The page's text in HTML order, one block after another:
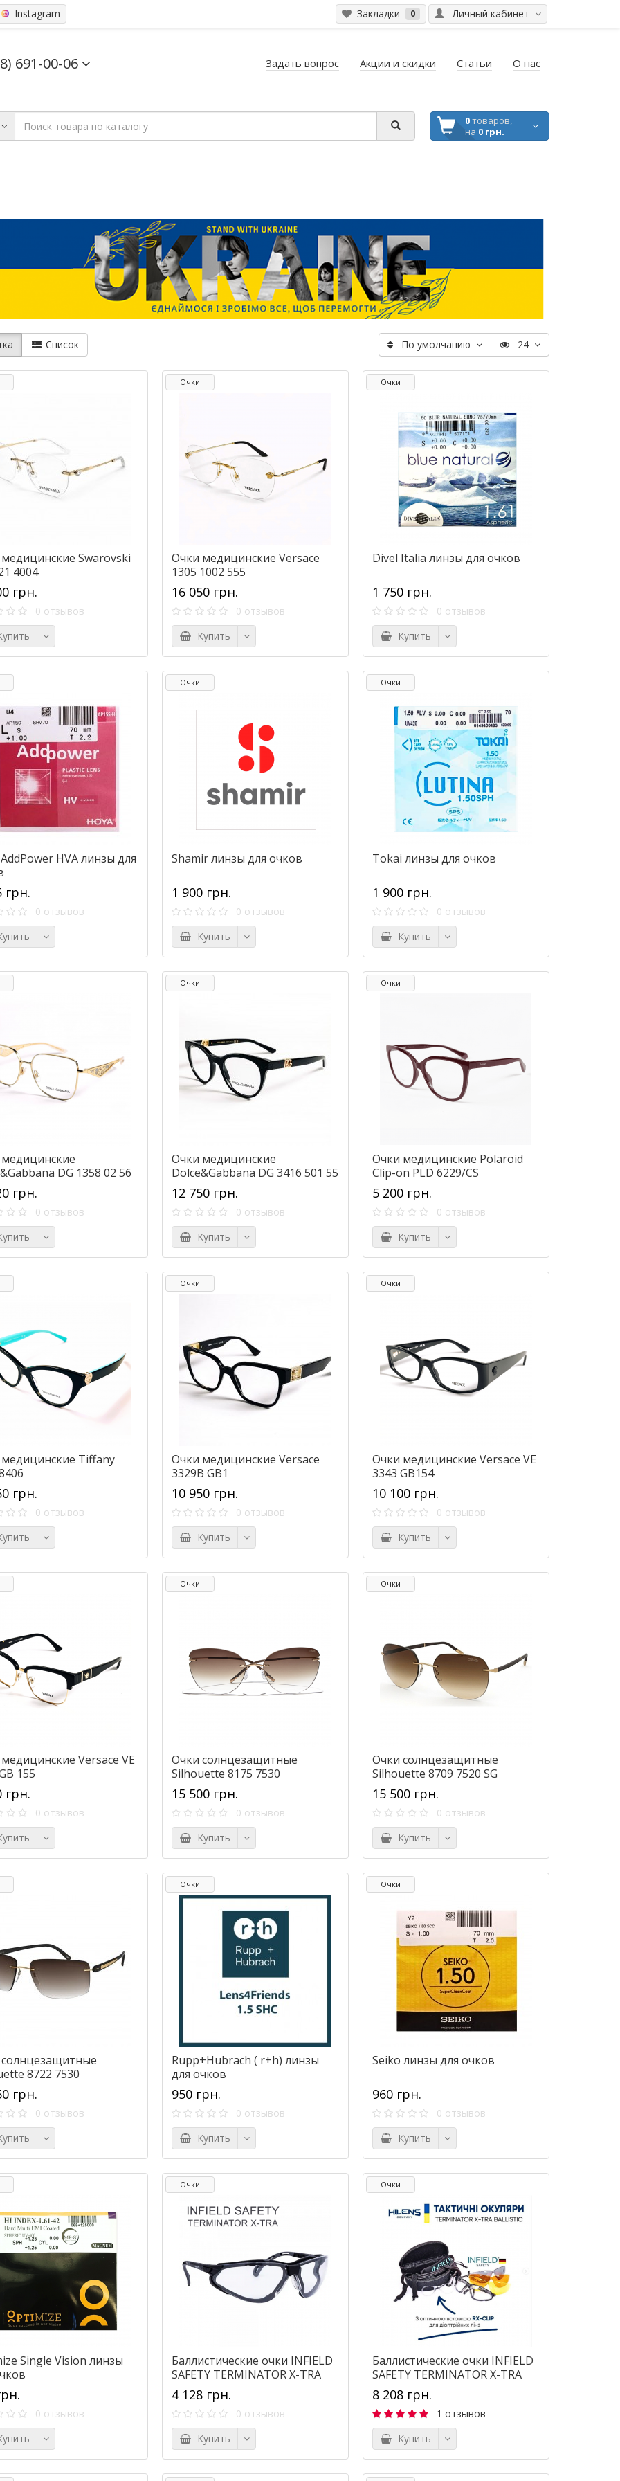
Личный кабинет
Закладки 0
Instagram
691-00-06 Задать вопрос Акции и скидки Статьи О нас
0товаров,
на 0 грн.
Список По умолчанию 24
Swarovski
4004
грн.
0 отзывов
Очки
Очки медицинские Versace
1305 1002 555
16 050 грн.
0 отзывов
Купить
Очки
Divel Italia линзы для очков
1 750 грн.
0 отзывов
Купить
HVA линзы для
грн.
0 отзывов
Очки
Shamir линзы для очков
1 900 грн.
0 отзывов
Купить
Очки
Tokai линзы для очков
1 900 грн.
0 отзывов
Купить
DG 1358 02 56
грн.
0 отзывов
Очки
Очки медицинские
Dolce&Gabbana DG 3416 501 55
12 750 грн.
0 отзывов
Купить
Очки
Очки медицинские Polaroid
Clip-on PLD 6229/CS
5 200 грн.
0 отзывов
Купить
Tiffany
грн.
0 отзывов
Очки
Очки медицинские Versace
3329B GB1
10 950 грн.
0 отзывов
Купить
Очки
Очки медицинские Versace VE
3343 GB154
10 100 грн.
0 отзывов
Купить
Versace VE
155
грн.
0 отзывов
Очки
Очки солнцезащитные
Silhouette 8175 7530
15 500 грн.
0 отзывов
Купить
Очки
Очки солнцезащитные
Silhouette 8709 7520 SG
15 500 грн.
0 отзывов
Купить
8722 7530
грн.
0 отзывов
Очки
Rupp+Hubrach ( r+h) линзы
для очков
950 грн.
0 отзывов
Купить
Очки
Seiko линзы для очков
960 грн.
0 отзывов
Купить
Single Vision линзы
0 отзывов
Очки
Баллистические очки INFIELD
SAFETY TERMINATOR X-TRA
4 128 грн.
0 отзывов
Купить
Очки
Баллистические очки INFIELD
SAFETY TERMINATOR X-TRA
(комплект с оптической
вставкой)
8 208 грн.
1 отзывов
Купить